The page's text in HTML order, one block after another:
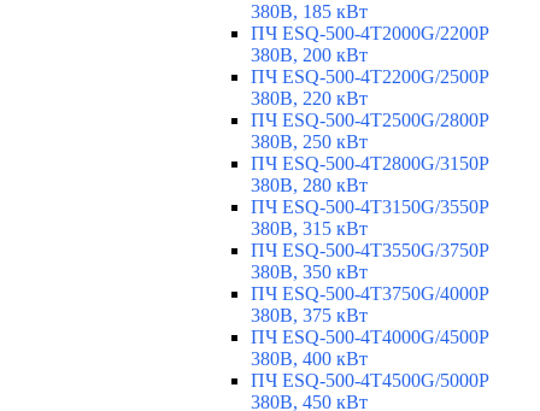
380В, 185 кВт
ПЧ ESQ-500-4T2000G/2200P
380В, 200 кВт
ПЧ ESQ-500-4T2200G/2500P
380В, 220 кВт
ПЧ ESQ-500-4T2500G/2800P
380В, 250 кВт
ПЧ ESQ-500-4T2800G/3150P
380В, 280 кВт
ПЧ ESQ-500-4T3150G/3550P
380В, 315 кВт
ПЧ ESQ-500-4T3550G/3750P
380В, 350 кВт
ПЧ ESQ-500-4T3750G/4000P
380В, 375 кВт
ПЧ ESQ-500-4T4000G/4500P
380В, 400 кВт
ПЧ ESQ-500-4T4500G/5000P
380В, 450 кВт